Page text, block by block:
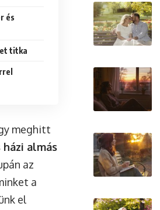
és
titka
meghitt
almás
az
a
el